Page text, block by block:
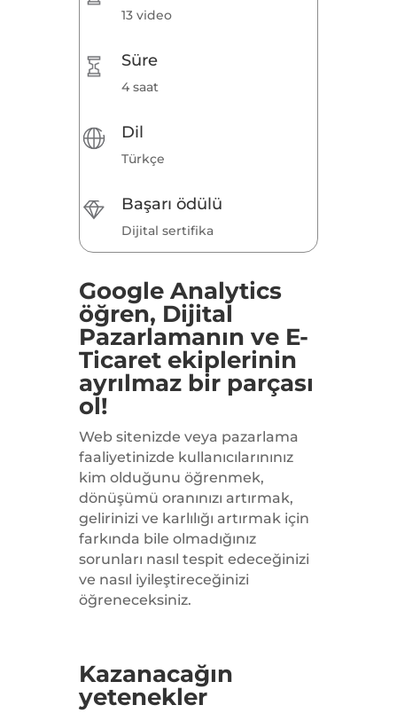
13 video
Süre
4 saat
Dil
Türkçe
Başarı ödülü
Dijital sertifika
Google Analytics
öğren, Dijital
Pazarlamanın ve E-
Ticaret ekiplerinin
ayrılmaz bir parçası
ol!
Web sitenizde veya pazarlama
faaliyetinizde kullanıcılarınınız
kim olduğunu öğrenmek,
dönüşümü oranınızı artırmak,
gelirinizi ve karlılığı artırmak için
farkında bile olmadığınız
sorunları nasıl tespit edeceğinizi
ve nasıl iyileştireceğinizi
öğreneceksiniz.
Kazanacağın
yetenekler